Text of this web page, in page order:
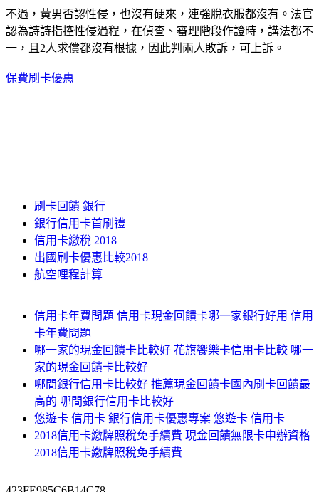
不過，黃男否認性侵，也沒有硬來，連強脫衣服都沒有。法官
認為詩詩指控性侵過程，在偵查、審理階段作證時，講法都不
一，且2人求償都沒有根據，因此判兩人敗訴，可上訴。
保費刷卡優惠
刷卡回饋 銀行
銀行信用卡首刷禮
信用卡繳稅 2018
出國刷卡優惠比較2018
航空哩程計算
信用卡年費問題 信用卡現金回饋卡哪一家銀行好用 信用
卡年費問題
哪一家的現金回饋卡比較好 花旗饗樂卡信用卡比較 哪一
家的現金回饋卡比較好
哪間銀行信用卡比較好 推薦現金回饋卡國內刷卡回饋最
高的 哪間銀行信用卡比較好
悠遊卡 信用卡 銀行信用卡優惠專案 悠遊卡 信用卡
2018信用卡繳牌照稅免手續費 現金回饋無限卡申辦資格
2018信用卡繳牌照稅免手續費